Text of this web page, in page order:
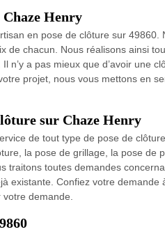
Henry
en pose de clôture sur
de chacun. Nous réalisons ainsi
n’y a pas mieux que d’avoir une
projet, nous vous mettons en
sur Chaze Henry
de tout type de pose de
la pose de grillage, la pose de
traitons toutes demandes
existante. Confiez votre demande
demande.